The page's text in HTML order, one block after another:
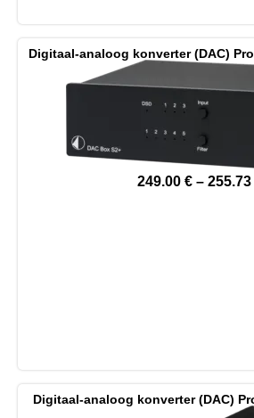
Digitaal-analoog konverter (DAC)
249.00 € – 255.73
Digitaal-analoog konverter (DAC)